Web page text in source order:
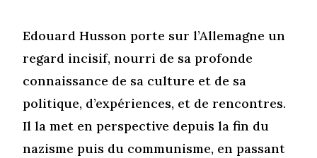
Edouard Husson porte sur l’Allemagne un
regard incisif, nourri de sa profonde
connaissance de sa culture et de sa
politique, d’expériences, et de rencontres.
Il la met en perspective depuis la fin du
nazisme puis du communisme, en passant